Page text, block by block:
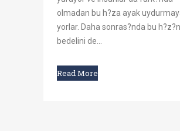
olmadan bu h?za ayak
yorlar. Daha sonras?nda bu h?z?n
bedelini de...
Read More